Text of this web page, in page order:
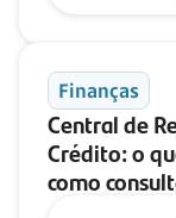
Finanças
Central de
Crédito: o
como